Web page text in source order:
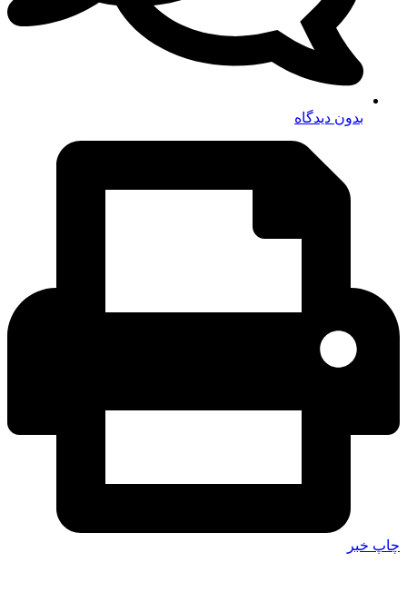
بدون دیدگاه
چاپ خبر